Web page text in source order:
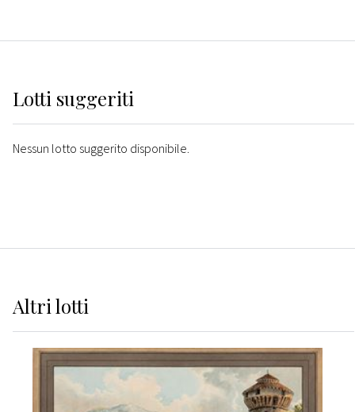
Lotti suggeriti
Nessun lotto suggerito disponibile.
Altrilotti